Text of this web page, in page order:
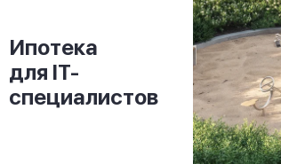
Ипотека
для IT-
специалистов